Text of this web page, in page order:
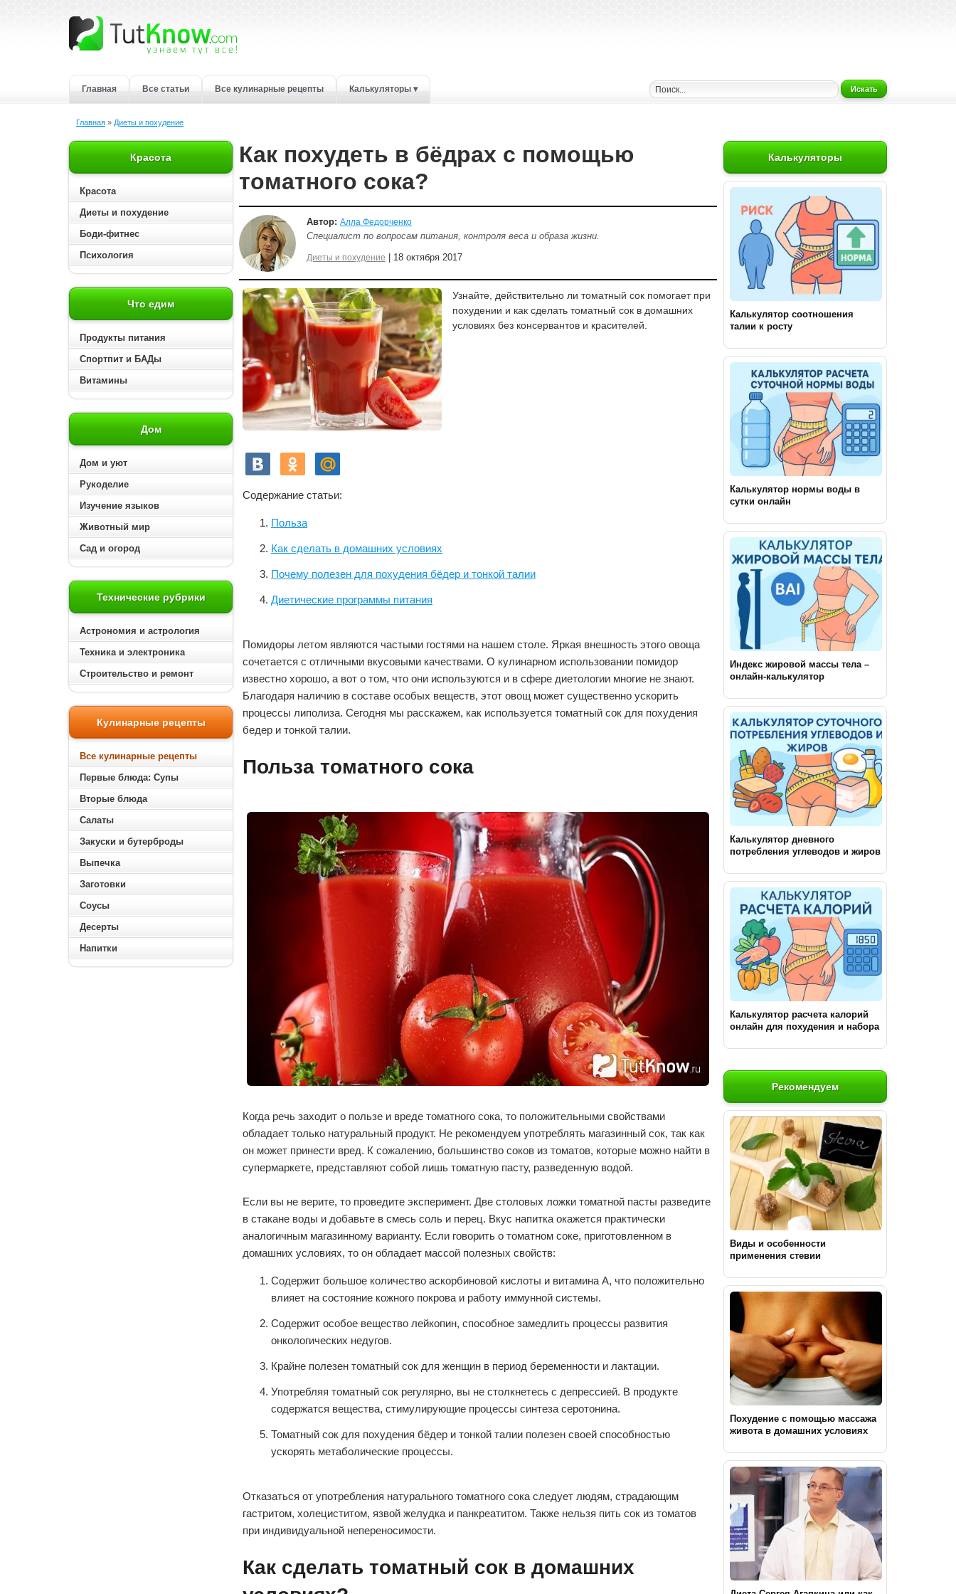
Главная Все статьи Все кулинарные рецепты Калькуляторы ▾ Искать
Главная » Диеты и похудение
Красота
Красота
Диеты и похудение
Боди-фитнес
Психология
Что едим
Продукты питания
Спортпит и БАДы
Витамины
Дом
Дом и уют
Рукоделие
Изучение языков
Животный мир
Сад и огород
Технические рубрики
Астрономия и астрология
Техника и электроника
Строительство и ремонт
Кулинарные рецепты
Все кулинарные рецепты
Первые блюда: Супы
Вторые блюда
Салаты
Закуски и бутерброды
Выпечка
Заготовки
Соусы
Десерты
Напитки
Калькуляторы
Калькулятор соотношения
талии к росту
Калькулятор нормы воды в
сутки онлайн
Индекс жировой массы тела –
онлайн-калькулятор
Калькулятор дневного
потребления углеводов и жиров
Калькулятор расчета калорий
онлайн для похудения и набора
Рекомендуем
Виды и особенности
применения стевии
Похудение с помощью массажа
живота в домашних условиях
Как похудеть в бёдрах с помощью
томатного сока?
Автор: Алла Федорченко
Специалист по вопросам питания, контроля веса и образа жизни.
Диеты и похудение | 18 октября 2017
Узнайте, действительно ли томатный сок помогает при
похудении и как сделать томатный сок в домашних
условиях без консервантов и красителей.
Содержание статьи:
Польза
Как сделать в домашних условиях
Почему полезен для похудения бёдер и тонкой талии
Диетические программы питания
Помидоры летом являются частыми гостями на нашем столе. Яркая внешность этого овоща
сочетается с отличными вкусовыми качествами. О кулинарном использовании помидор
известно хорошо, а вот о том, что они используются и в сфере диетологии многие не знают.
Благодаря наличию в составе особых веществ, этот овощ может существенно ускорить
процессы липолиза. Сегодня мы расскажем, как используется томатный сок для похудения
бедер и тонкой талии.
Польза томатного сока
Когда речь заходит о пользе и вреде томатного сока, то положительными свойствами
обладает только натуральный продукт. Не рекомендуем употреблять магазинный сок, так как
он может принести вред. К сожалению, большинство соков из томатов, которые можно найти в
супермаркете, представляют собой лишь томатную пасту, разведенную водой.
Если вы не верите, то проведите эксперимент. Две столовых ложки томатной пасты разведите
в стакане воды и добавьте в смесь соль и перец. Вкус напитка окажется практически
аналогичным магазинному варианту. Если говорить о томатном соке, приготовленном в
домашних условиях, то он обладает массой полезных свойств:
Содержит большое количество аскорбиновой кислоты и витамина А, что положительно
влияет на состояние кожного покрова и работу иммунной системы.
Содержит особое вещество лейкопин, способное замедлить процессы развития
онкологических недугов.
Крайне полезен томатный сок для женщин в период беременности и лактации.
Употребляя томатный сок регулярно, вы не столкнетесь с депрессией. В продукте
содержатся вещества, стимулирующие процессы синтеза серотонина.
Томатный сок для похудения бёдер и тонкой талии полезен своей способностью
ускорять метаболические процессы.
Отказаться от употребления натурального томатного сока следует людям, страдающим
гастритом, холециститом, язвой желудка и панкреатитом. Также нельзя пить сок из томатов
при индивидуальной непереносимости.
Как сделать томатный сок в домашних